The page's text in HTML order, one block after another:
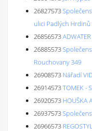
26827573
ulici Padlých
26856573
26885573
Rouchovany 349
26908573 Nářadí
26914573TOMEK -
26920573 HOUŠKA
26937573
26966573